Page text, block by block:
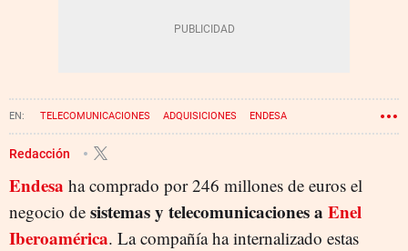
TELECOMUNICACIONES ADQUISICIONES ENDESA
Redacción
Endesa ha comprado por 246 millones de euros el
negocio de sistemas y telecomunicaciones a Enel
Iberoamérica. La compañía ha internalizado estas